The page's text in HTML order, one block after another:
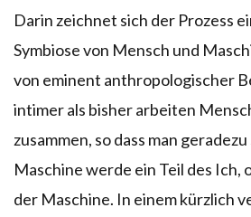
Darin zeichnet sich der Prozess
Symbiose von Mensch und
von eminent anthropologischer
intimer als bisher arbeiten
zusammen, so dass man
Maschine werde ein Teil des Ich,
der Maschine. In einem kürzlich